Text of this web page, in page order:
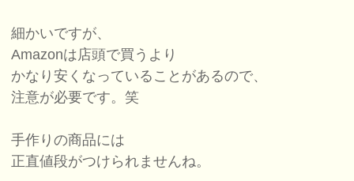
細かいですが、
Amazonは店頭で買うより
かなり安くなっていることがあるので、
注意が必要です。笑
手作りの商品には
正直値段がつけられませんね。